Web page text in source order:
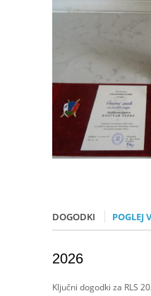
DOGODKI POGLEJ
2026
Ključni dogodki za RLS